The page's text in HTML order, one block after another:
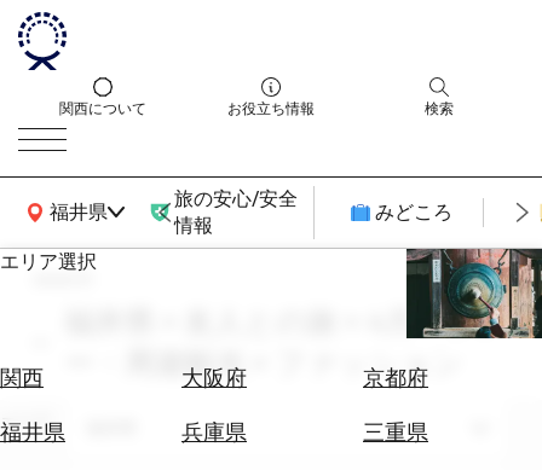
関西について お役立ち情報 検索
福井県
関西広域MAP
旅の安心/安全
情報
みどころ
エリア選択
関西 大阪府
京都府
福井県
兵庫県
三重県
エ
券
search
福井県 × 友人との旅 × 4月 × ツア
ー・周遊観光 × ファッション
エリア